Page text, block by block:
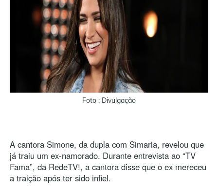
Foto : Divulgação
A cantora Simone, da dupla com Simaria, revelou que
já traiu um ex-namorado. Durante entrevista ao “TV
Fama”, da RedeTV!, a cantora disse que o ex mereceu
a traição após ter sido infiel.